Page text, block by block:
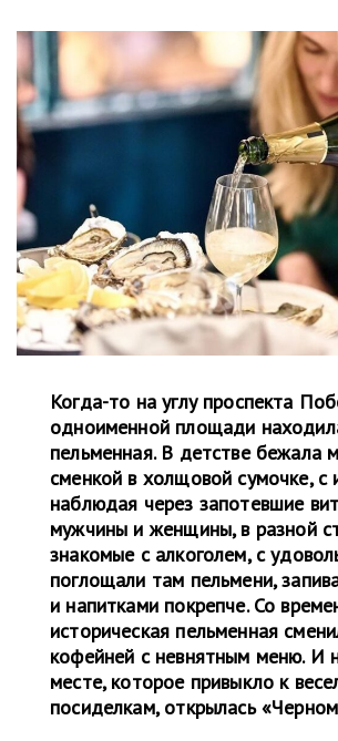
Когда-то на углу проспекта
одноименной площади
пельменная. В детстве бежала
сменкой в холщовой сумочке, с
наблюдая через запотевшие
мужчины и женщины, в разной
знакомые с алкоголем, с
поглощали там пельмени,
и напитками покрепче. Со
историческая пельменная
кофейней с невнятным меню. И
месте, которое привыкло к
посиделкам, открылась